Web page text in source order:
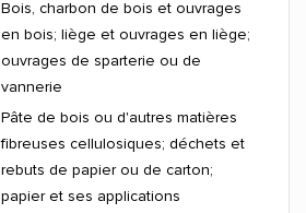
Bois, charbon de bois et ouvrages
en bois; liège et ouvrages en liège;
ouvrages de sparterie ou de
vannerie
Pâte de bois ou d'autres matières
fibreuses cellulosiques; déchets et
rebuts de papier ou de carton;
papier et ses applications